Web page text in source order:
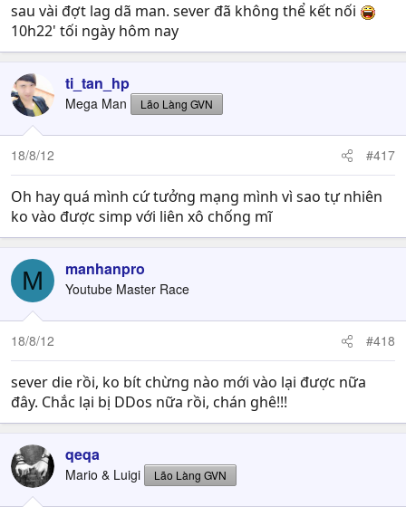
sau vài đợt lag dã man. sever đã không thể kết nối
10h22' tối ngày hôm nay
ti_tan_hp
Mega Man Lão Làng GVN
18/8/12 #417
Oh hay quá mình cứ tưởng mạng mình vì sao tự nhiên
ko vào được simp với liên xô chống mĩ
M manhanpro
Youtube Master Race
18/8/12 #418
sever die rồi, ko bít chừng nào mới vào lại được nữa
đây. Chắc lại bị DDos nữa rồi, chán ghê!!!
qeqa
Mario & Luigi Lão Làng GVN